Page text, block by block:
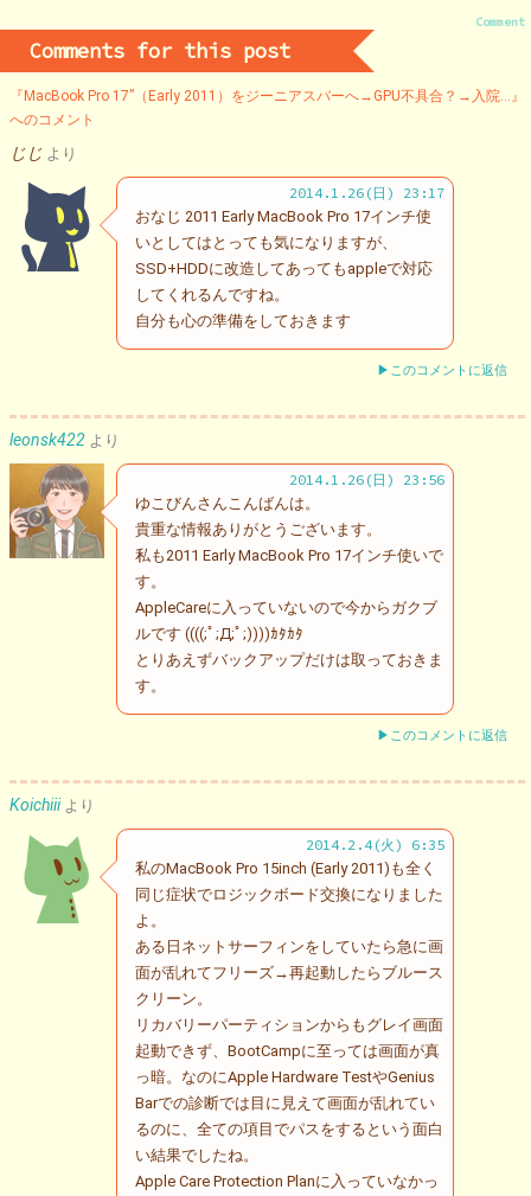
Comment
Comments for this post
『MacBook Pro 17”（Early 2011）をジーニアスバーへ→GPU不具合？→入院…』
へのコメント
じじ より
2014.1.26(日) 23:17
おなじ 2011 Early MacBook Pro 17インチ使
いとしてはとっても気になりますが、
SSD+HDDに改造してあってもappleで対応
してくれるんですね。
自分も心の準備をしておきます
▶このコメントに返信
leonsk422 より
2014.1.26(日) 23:56
ゆこびんさんこんばんは。
貴重な情報ありがとうございます。
私も2011 Early MacBook Pro 17インチ使いで
す。
AppleCareに入っていないので今からガクブ
ルです ((((;ﾟ;Д;ﾟ;))))ｶﾀｶﾀ
とりあえずバックアップだけは取っておきま
す。
▶このコメントに返信
Koichiii より
2014.2.4(火) 6:35
私のMacBook Pro 15inch (Early 2011)も全く
同じ症状でロジックボード交換になりました
よ。
ある日ネットサーフィンをしていたら急に画
面が乱れてフリーズ→再起動したらブルース
クリーン。
リカバリーパーティションからもグレイ画面
起動できず、BootCampに至っては画面が真
っ暗。なのにApple Hardware TestやGenius
Barでの診断では目に見えて画面が乱れてい
るのに、全ての項目でパスをするという面白
い結果でしたね。
Apple Care Protection Planに入っていなかっ